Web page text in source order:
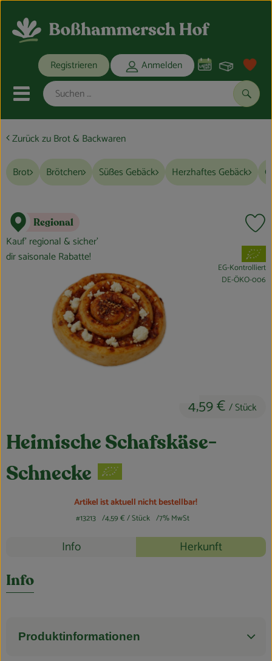
Registrieren Anmelden
Mobiles Menu öffnen oder
Bio-Kochkisten
THEMENWELTEN
ANGEBOTE
REGIONALES
Obst & Gemüse
Kühltheke
Haus, Garten & Co.
Zurück zu Brot & Backwaren
Brot Brötchen Süßes Gebäck Herzhaftes Gebäck
Heimische Schafskäse-
Schnecke
4,59 € / Stück
Regional
Kauf’ regional & sicher’
dir saisonale Rabatte!
, Verband:
EG-Kontrolliert
, Kontrollstelle:
DE-ÖKO-006
Artikel ist aktuell nicht bestellbar!
#13213 4,59 €/ Stück 7% MwSt
Rezepte
Info Herkunft
Info
Produktinformationen